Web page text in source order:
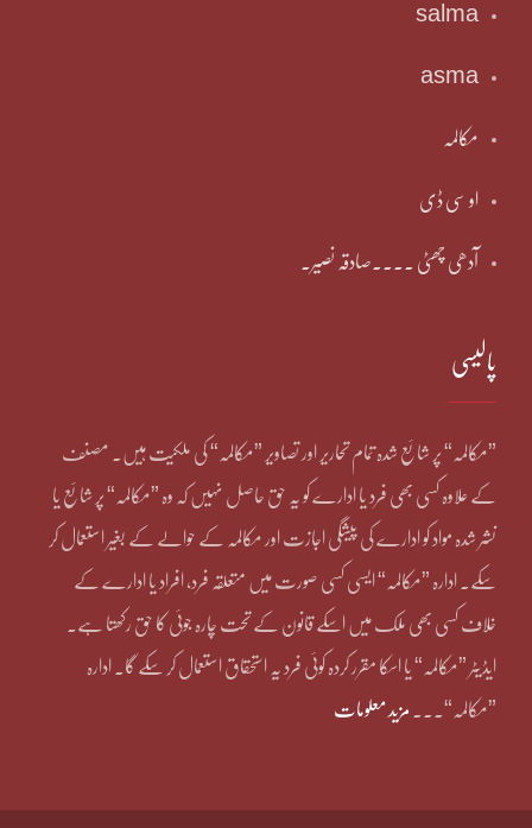
salma
asma
مکالمہ
او سی ڈی
آدھی چھٹی ۔۔۔۔صادقہ نصیر۔
پالیسی
”مکالمہ“ پر شائع شدہ تمام تحاریر اور تصاویر ”مکالمہ“ کی ملکیت ہیں۔ مصنف
کے علاوہ کسی بھی فرد یا ادارے کو یہ حق حاصل نہیں کہ وہ ”مکالمہ“ پر شائع یا
نشر شدہ مواد کو ادارے کی پیشگی اجازت اور مکالمہ کے حوالے کے بغیر استعمال کر
سکے۔ ادارہ ”مکالمہ“ ایسی کسی صورت میں متعلقہ فرد، افراد یا ادارے کے
خلاف کسی بھی ملک میں اسکے قانون کے تحت چارہ جوئی کا حق رکھتا ہے۔
ایڈیٹر ”مکالمہ“ یا اسکا مقرر کردہ کوئی فرد یہ استحقاق استعمال کر سکے گا۔ ادارہ
”مکالمہ“۔۔۔ مزید معلومات